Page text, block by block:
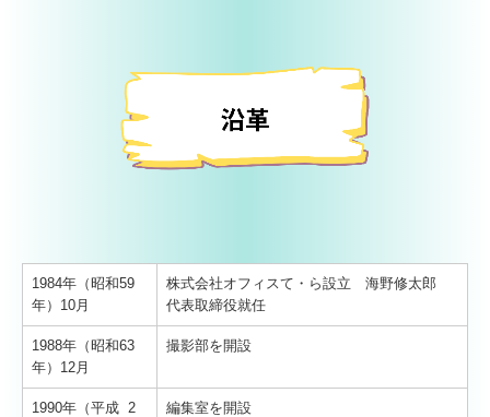
1984年（昭和59
年）10月
株式会社オフィスて・ら設立 海野修太郎
代表取締役就任
1988年（昭和63
年）12月
撮影部を開設
1990年（平成 2
編集室を開設